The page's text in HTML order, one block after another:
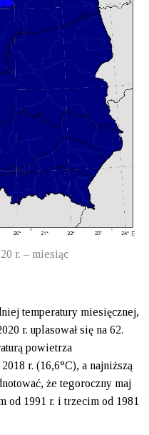
r. – miesiąc
temperatury miesięcznej,
r. uplasował się na 62.
powietrza
r. (16,6°C), a najniższą
że tegoroczny maj
od 1991 r. i trzecim od 1981